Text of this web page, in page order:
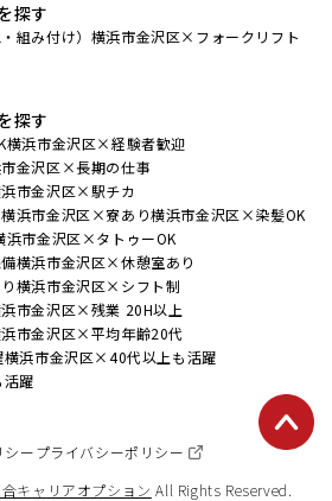
探す
組み付け） 横浜市金沢区×フォークリフト
探す
横浜市金沢区×経験者歓迎
金沢区×長期の仕事
市金沢区×駅チカ
横浜市金沢区×寮あり横浜市金沢区×染髪OK
浜市金沢区×タトゥーOK
横浜市金沢区×休憩室あり
横浜市金沢区×シフト制
市金沢区×残業 20H以上
市金沢区×平均年齢20代
横浜市金沢区×40代以上も活躍
躍
シープライバシーポリシー
キャリアオプション All Rights Reserved.